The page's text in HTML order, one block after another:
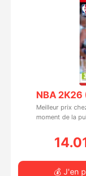
NBA
Meilleur prix
moment de la
💰 J'en